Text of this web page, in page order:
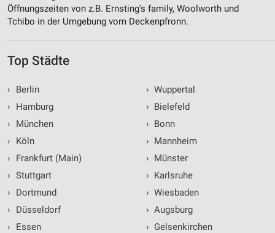
Öffnungszeiten von z.B. Ernsting's family, Woolworth und
Tchibo in der Umgebung vom Deckenpfronn.
Top Städte
›
Berlin
›
Hamburg
›
München
›
Köln
›
Frankfurt (Main)
› Stuttgart
›
Dortmund
›
Düsseldorf
›
Essen
› Wuppertal
› Bielefeld
› Bonn
› Mannheim
› Münster
› Karlsruhe
› Wiesbaden
› Augsburg
› Gelsenkirchen